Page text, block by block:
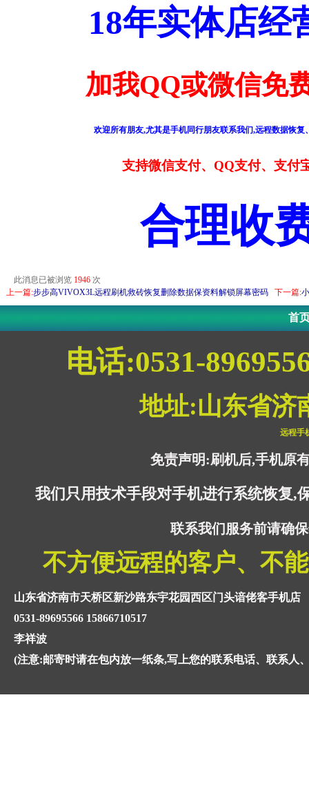
18年实体店经
加我QQ或微信免
欢迎所有朋友,尤其是手机同行朋友联系我们,远程数据恢
支持微信支付、QQ支付、支付
合理收
此消息已被浏览 1946 次
上一篇:步步高VIVOX3L远程刷机救砖恢复删除数据保资料解锁屏幕密码 下一篇:
首
电话:0531-
地址:山东省济
远程手
免责声明:刷机后,手机原
我们只用技术手段对手机进行系统恢复,
联系我们服务前请确
不方便远程的客户、不
山东省济南市天桥区新沙路东宇花园西区门头谙佬客手机店
0531-89695566 15866710517
李祥波
(注意:邮寄时请在包内放一纸条,写上您的联系电话、联系人